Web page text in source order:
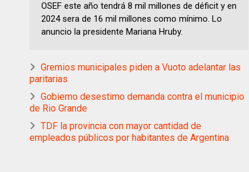
OSEF este año tendrá 8 mil millones de déficit y en
2024 sera de 16 mil millones como mínimo. Lo
anuncio la presidente Mariana Hruby.
Gremios municipales piden a Vuoto adelantar las
paritarias
Gobierno desestimo demanda contra el municipio
de Rio Grande
TDF la provincia con mayor cantidad de
empleados públicos por habitantes de Argentina